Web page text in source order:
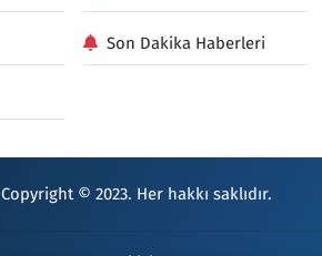
Son Dakika Haberleri
Copyright © 2023. Her hakkı saklıdır.